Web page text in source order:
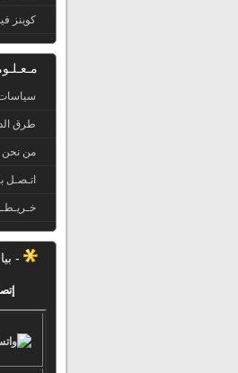
كوينز
طرق
من نحن
اتـصـل
-